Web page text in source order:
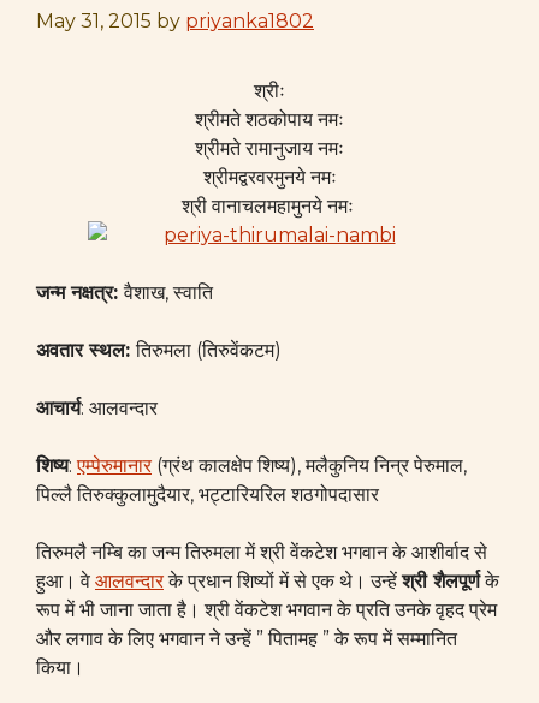
May 31, 2015 by priyanka1802
श्रीः
श्रीमते शठकोपाय नमः
श्रीमते रामानुजाय नमः
श्रीमद्वरवरमुनये नमः
श्री वानाचलमहामुनये नमः
जन्म नक्षत्र:वैशाख, स्वाति
अवतार स्थल:तिरुमला (तिरुवेंकटम)
आचार्य: आलवन्दार
शिष्य:एम्पेरुमानार(ग्रंथ कालक्षेप शिष्य), मलैकुनिय निन्र पेरुमाल,
पिल्लै तिरुक्कुलामुदैयार, भट्टारियरिल शठगोपदासार
तिरुमलै नम्बि का जन्म तिरुमला में श्री वेंकटेश भगवान के आशीर्वाद से
हुआ। वे आलवन्दारके प्रधान शिष्यों में से एक थे। उन्हेंश्री शैलपूर्णके
रूप में भी जाना जाता है। श्री वेंकटेश भगवान के प्रति उनके वृहद प्रेम
और लगाव के लिए भगवान ने उन्हें ” पितामह ” के रूप में सम्मानित
किया।